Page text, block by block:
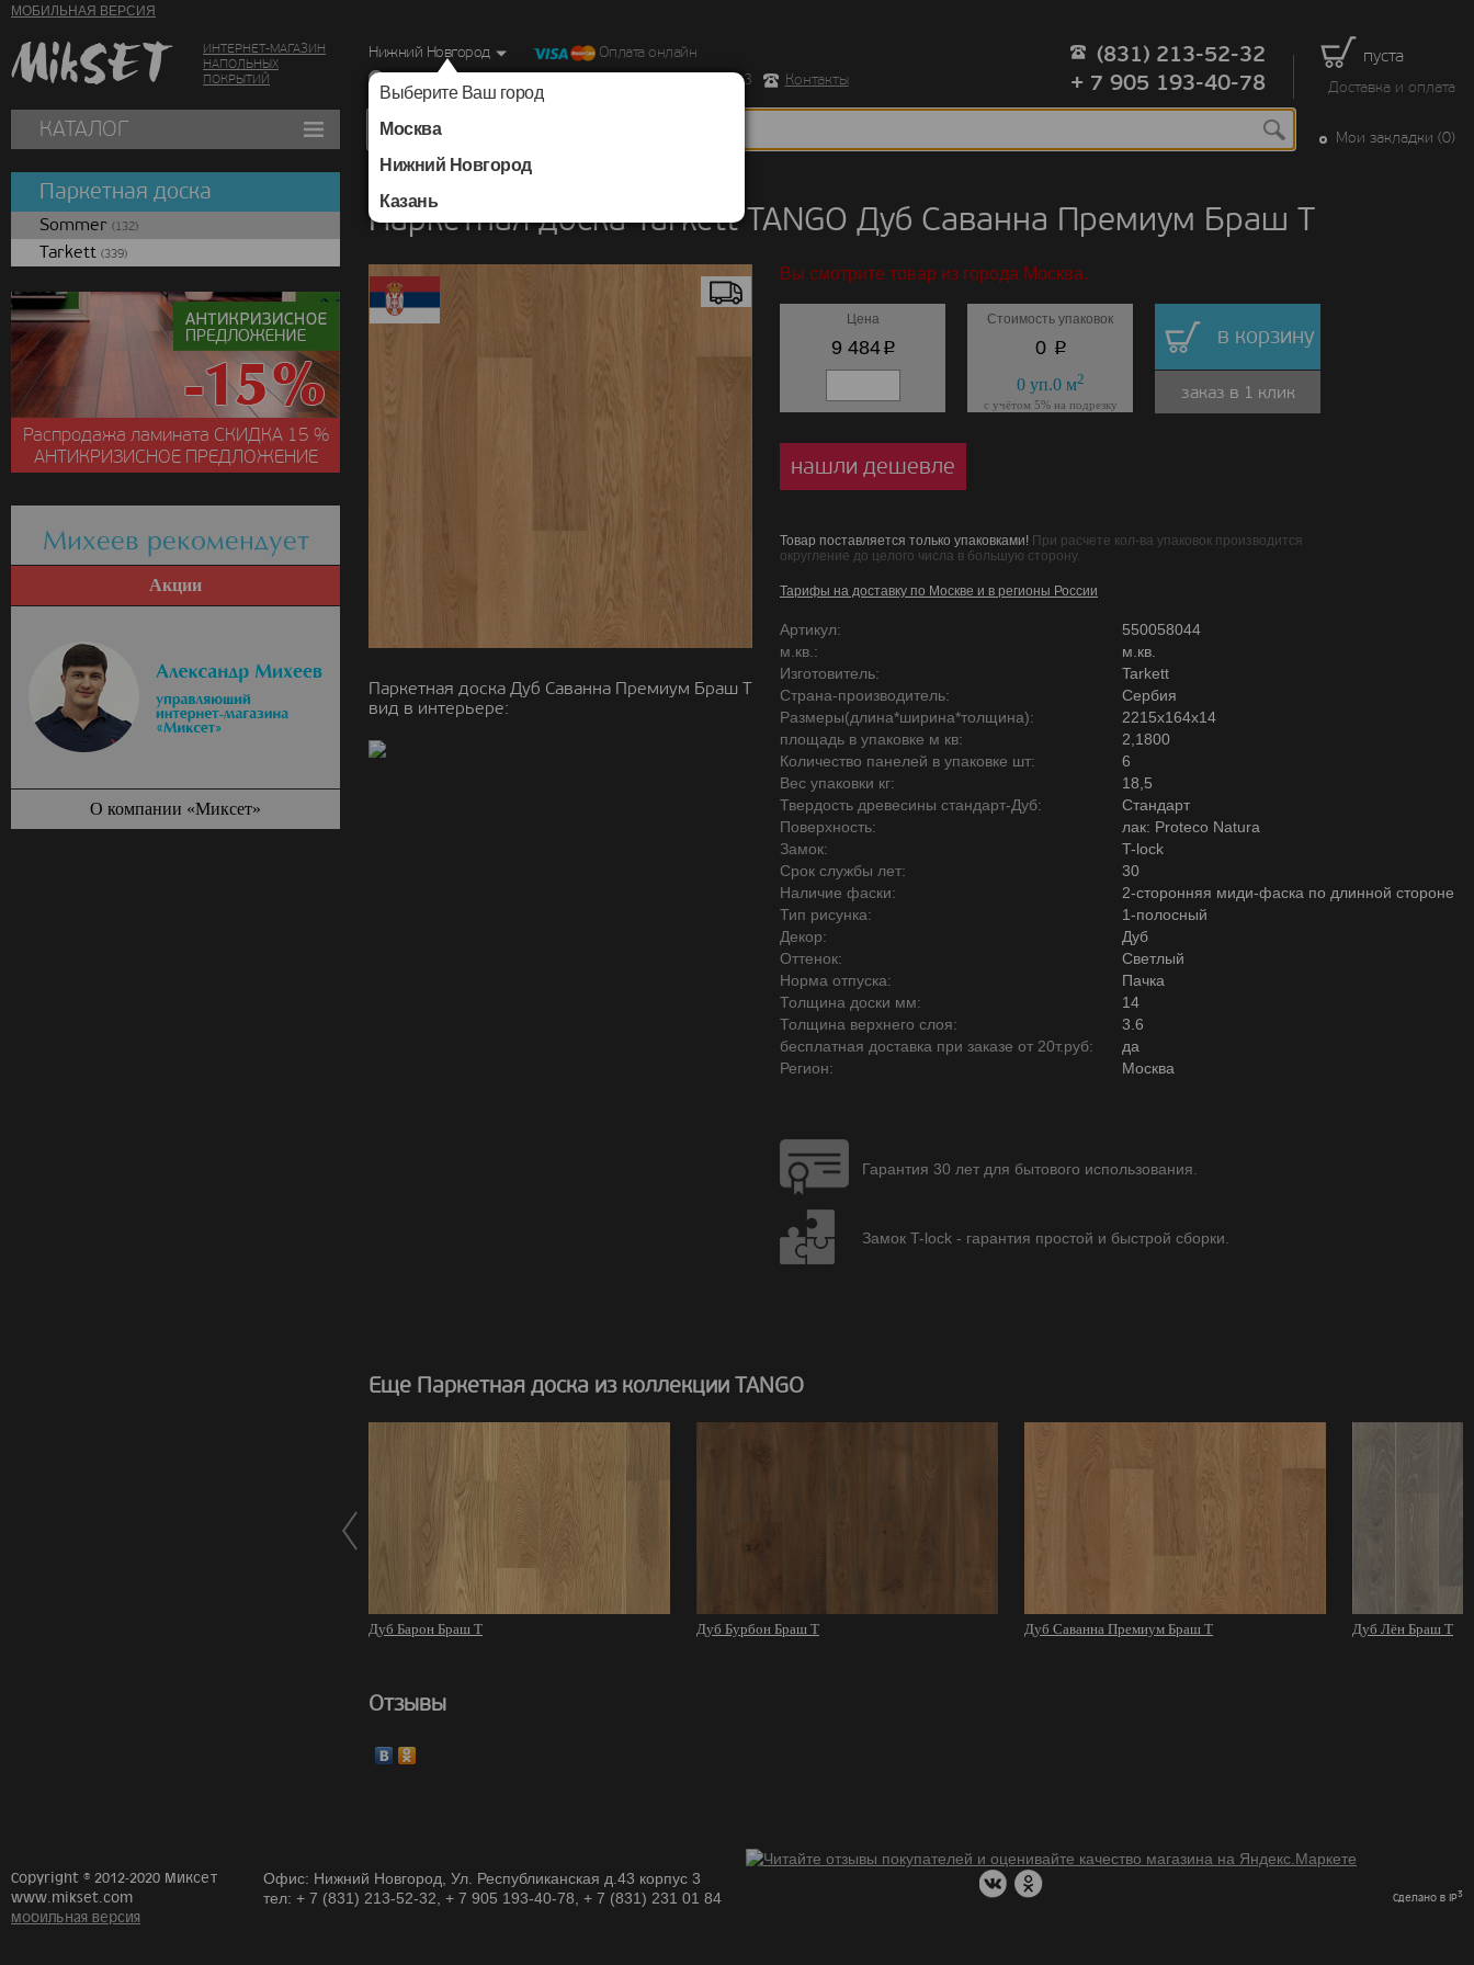
МОБИЛЬНАЯ ВЕРСИЯ
ИНТЕРНЕТ-МАГАЗИН
НАПОЛЬНЫХ
ПОКРЫТИЙ
пуста
Доставка и оплата
Нижний Новгород
Выберите Ваш город
Москва
Нижний Новгород
Казань
Оплата онлайн
г. Нижний Новгород, Ул. Республиканская д.43 корпус 3
Контакты
(831) 213-52-32
+ 7 905 193-40-78
КАТАЛОГ Мои закладки (0)
Паркетная доска Tarkett TANGO Дуб Саванна Премиум Браш Т
Паркетная доска Дуб Саванна Премиум Браш Т
вид в интерьере:
Вы смотрите товар из города Москва.
Цена
9 484p
Стоимость упаковок
0 p
0уп.0м2
с учётом 5% на подрезку
в корзину
заказ в 1 клик
нашли дешевле
Товар поставляется только упаковками! При расчете кол-ва упаковок производится
округление до целого числа в большую сторону.
Тарифы на доставку по Москве и в регионы России
Артикул:
550058044
м.кв.:
м.кв.
Изготовитель:
Tarkett
Страна-производитель:
Сербия
Размеры(длина*ширина*толщина):
2215х164х14
площадь в упаковке м кв:
2,1800
Количество панелей в упаковке шт:
6
Вес упаковки кг:
18,5
Твердость древесины стандарт-Дуб:
Стандарт
Поверхность:
лак: Proteco Natura
Замок:
T-lock
Срок службы лет:
30
Наличие фаски:
2-сторонняя миди-фаска по длинной стороне
Тип рисунка:
1-полосный
Декор:
Дуб
Оттенок:
Светлый
Норма отпуска:
Пачка
Толщина доски мм:
14
Толщина верхнего слоя:
3.6
бесплатная доставка при заказе от 20т.руб:
да
Регион:
Москва
Гарантия 30 лет для бытового использования.
Замок T-lock - гарантия простой и быстрой сборки.
Еще Паркетная доска из коллекции TANGO
Дуб Барон Браш Т Дуб Бурбон Браш Т Дуб Саванна Премиум Браш Т Дуб Лён Браш Т
Отзывы
Паркетная доска
Sommer (132)
Tarkett (339)
Распродажа ламината СКИДКА15 %
АНТИКРИЗИСНОЕ ПРЕДЛОЖЕНИЕ
Михеев рекомендует
Акции
О компании «Миксет»
Copyright © 2012-2020 Миксет
www.mikset.com
мобильная версия
Офис: Нижний Новгород, Ул. Республиканская д.43 корпус 3
тел: + 7 (831) 213-52-32, + 7 905 193-40-78, + 7 (831) 231 01 84
Сделано в IP3